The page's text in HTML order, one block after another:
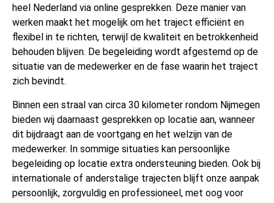
heel Nederland via online gesprekken. Deze manier van
werken maakt het mogelijk om het traject efficiënt en
flexibel in te richten, terwijl de kwaliteit en betrokkenheid
behouden blijven. De begeleiding wordt afgestemd op de
situatie van de medewerker en de fase waarin het traject
zich bevindt.
Binnen een straal van circa 30 kilometer rondom Nijmegen
bieden wij daarnaast gesprekken op locatie aan, wanneer
dit bijdraagt aan de voortgang en het welzijn van de
medewerker. In sommige situaties kan persoonlijke
begeleiding op locatie extra ondersteuning bieden. Ook bij
internationale of anderstalige trajecten blijft onze aanpak
persoonlijk, zorgvuldig en professioneel, met oog voor